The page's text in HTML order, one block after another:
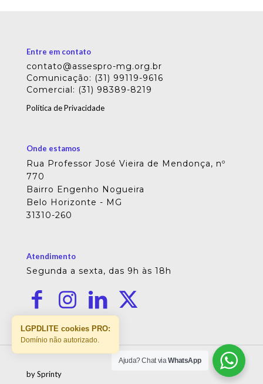
Entre em contato
contato@assespro-mg.org.br
Comunicação: (31) 99119-9616
Comercial: (31) 98389-8219
Política de Privacidade
Onde estamos
Rua Professor José Vieira de Mendonça, nº
770
Bairro Engenho Nogueira
Belo Horizonte - MG
31310-260
Atendimento
Segunda a sexta, das 9h às 18h
by Sprinty
Ajuda? Chat viaWhatsApp
LGPDLITE cookies PRO:
Domínio não autorizado.